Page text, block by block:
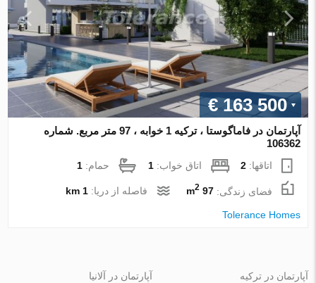
€ 163 500
آپارتمان در فاماگوستا ، ترکیه 1 خوابه ، 97 متر مربع. شماره
106362
اتاقها:2 اتاق خواب:1 حمام:1
فضای زندگی:97 m
2 فاصله از دریا:1 km
Tolerance Homes
آپارتمان در ترکیه
آپارتمان در آلانیا